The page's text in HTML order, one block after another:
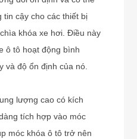
tin cậy cho các thiết bị
khóa xe hơi. Điều này
ô tô hoạt động bình
và độ ổn định của nó.
lượng cao có kích
tích hợp vào móc
móc khóa ô tô trở nên